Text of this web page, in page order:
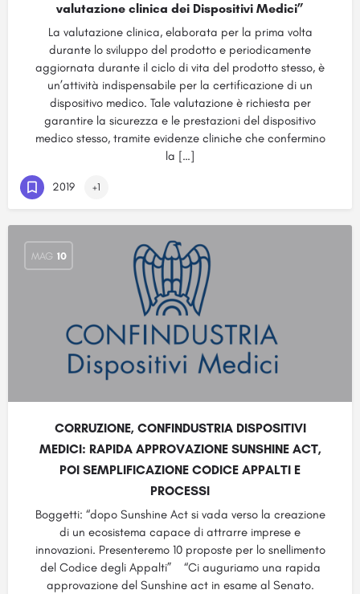
valutazione clinica dei Dispositivi Medici”
La valutazione clinica, elaborata per la prima volta
durante lo sviluppo del prodotto e periodicamente
aggiornata durante il ciclo di vita del prodotto stesso, è
un’attività indispensabile per la certificazione di un
dispositivo medico. Tale valutazione è richiesta per
garantire la sicurezza e le prestazioni del dispositivo
medico stesso, tramite evidenze cliniche che confermino
la […]
2019 +1
MAG 10
CORRUZIONE, CONFINDUSTRIA DISPOSITIVI
MEDICI: RAPIDA APPROVAZIONE SUNSHINE ACT,
POI SEMPLIFICAZIONE CODICE APPALTI E
PROCESSI
Boggetti: “dopo Sunshine Act si vada verso la creazione
di un ecosistema capace di attrarre imprese e
innovazioni. Presenteremo 10 proposte per lo snellimento
del Codice degli Appalti” “Ci auguriamo una rapida
approvazione del Sunshine act in esame al Senato.